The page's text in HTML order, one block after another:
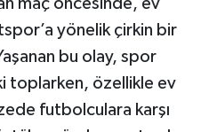
maç öncesinde, ev
yönelik çirkin bir
bu olay, spor
toplarken, özellikle ev
futbolculara karşı